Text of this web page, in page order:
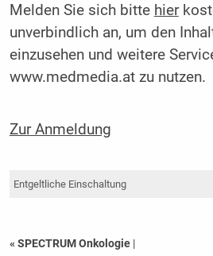
Melden Sie sich bitte hier
unverbindlich an, um den
einzusehen und weitere
www.medmedia.at zu nutzen.
Zur Anmeldung
Entgeltliche Einschaltung
« SPECTRUM Onkologie |